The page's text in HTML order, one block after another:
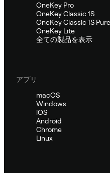
OneKey Pro
OneKey Classic 1S
OneKey Classic 1S Pure
OneKey Lite
全ての製品を表示
アプリ
macOS
Windows
iOS
Android
Chrome
Linux